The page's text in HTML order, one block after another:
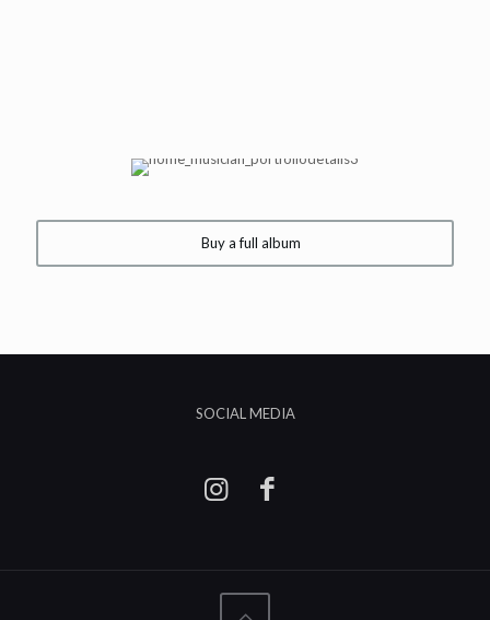
Buy a full album
SOCIAL MEDIA